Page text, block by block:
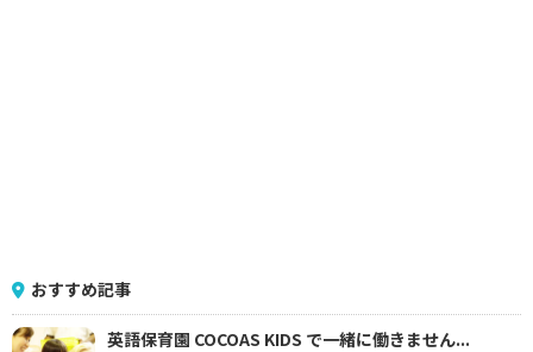
おすすめ記事
英語保育園 COCOAS KIDS で一緒に働きません...